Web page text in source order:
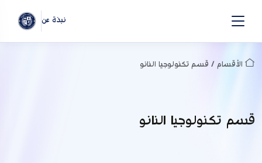
نبذة عن
الأقسام / قسم تكنولوجيا النانو
قسم تكنولوجيا النانو